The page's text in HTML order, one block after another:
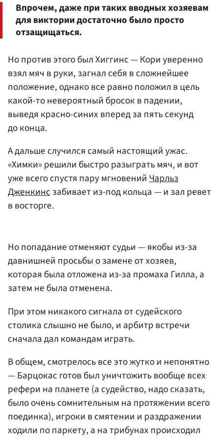
Впрочем, даже при таких вводных хозяевам
для виктории достаточно было просто
отзащищаться.
Но против этого был Хиггинс — Кори уверенно
взял мяч в руки, загнал себя в сложнейшее
положение, однако все равно положил в цель
какой-то невероятный бросок в падении,
выведя красно-синих вперед за пять секунд
до конца.
А дальше случился самый настоящий ужас.
«Химки» решили быстро разыграть мяч, и вот
уже всего спустя пару мгновенийЧарльз
Дженкинсзабивает из-под кольца — и зал ревет
в восторге.
Но попадание отменяют судьи — якобы из-за
давнишней просьбы о замене от хозяев,
которая была отложена из-за промаха Гилла, а
затем не была отменена.
При этом никакого сигнала от судейского
столика слышно не было, и арбитр встречи
сначала дал командам играть.
В общем, смотрелось все это жутко и непонятно
— Барцокас готов был уничтожить вообще всех
рефери на планете (а судейство, надо сказать,
было очень сомнительным на протяжении всего
поединка), игроки в смятении и раздражении
ходили по паркету, а на трибунах происходил